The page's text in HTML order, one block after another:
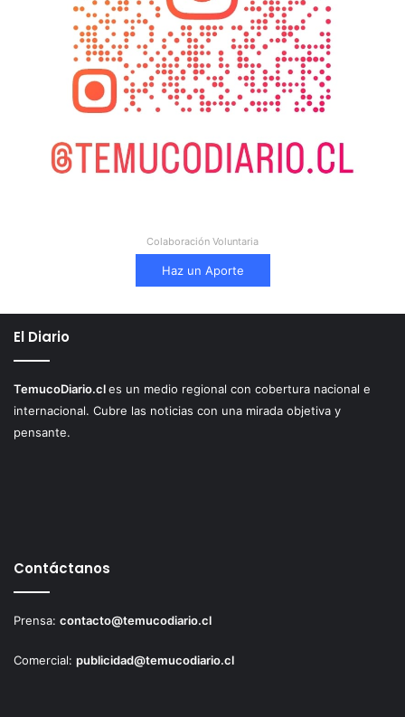
Colaboración Voluntaria
Haz un Aporte
El Diario
TemucoDiario.cles un medio regional con cobertura nacional e
internacional. Cubre las noticias con una mirada objetiva y
pensante.
Contáctanos
Prensa: contacto@temucodiario.cl
Comercial: publicidad@temucodiario.cl